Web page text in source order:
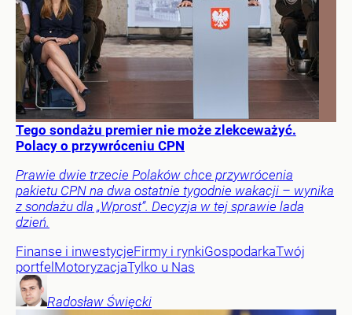
Tego sondażu premier nie może zlekceważyć.
Polacy o przywróceniu CPN
Prawie dwie trzecie Polaków chce przywrócenia
pakietu CPN na dwa ostatnie tygodnie wakacji – wynika
z sondażu dla „Wprost”. Decyzja w tej sprawie lada
dzień.
Finanse i inwestycjeFirmy i rynkiGospodarkaTwój
portfelMotoryzacjaTylko u Nas
Radosław Święcki